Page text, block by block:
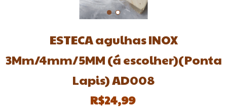
ESTECA agulhas INOX
3Mm/4mm/5MM (á escolher)(Ponta
Lapis) AD008
R$24,99